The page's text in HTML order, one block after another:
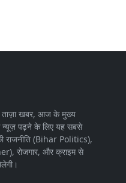
ताज़ा खबर, आज के मुख्य
न्यूज़ पढ़ने के लिए यह सबसे
राजनीति (Bihar Politics),
रोजगार, और क्राइम से